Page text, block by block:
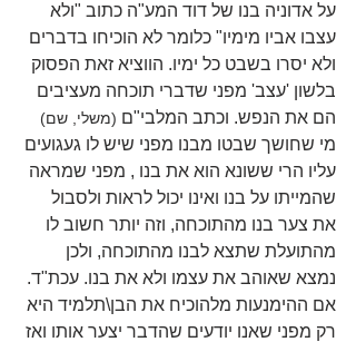
על אדוניה בנו של דוד המע"ה כתוב "ולא
עצבו אביו מימיו" כלומר לא הוכיחו בדברים
ולא יסרו בשבט כל ימיו. הווציא זאת הפסוק
בלשון 'עצב' מפני שדברי תוכחה מעציבים
הם את הנפש. וכתב המלבי"ם (משלי, שם)
מי שחושך שבטו מבנו מפני שיש לו געגועים
עליו הרי ששונא הוא את בנו , מפני שמראה
שהמייתו על בנו ואינו יכול לראות ולסבול
את צער בנו מהתוכחה, וזה יותר חשוב לו
מהתועלת שתצא לבנו מהתוכחה, ולכן
נמצא שאוהב את עצמו ולא את בנו. עכת"ד.
אם ההימנעות מלהוכיח את הבן\תלמיד היא
רק מפני שאנו יודעים שהדבר יצער אותו ואז